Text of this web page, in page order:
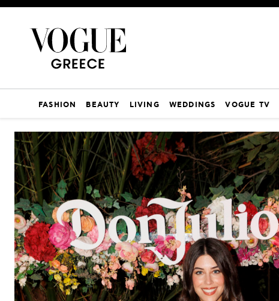
FASHION BEAUTY LIVING WEDDINGS VOGUE TV